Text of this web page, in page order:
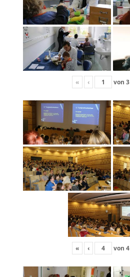
« ‹ von 3
« ‹ von 4